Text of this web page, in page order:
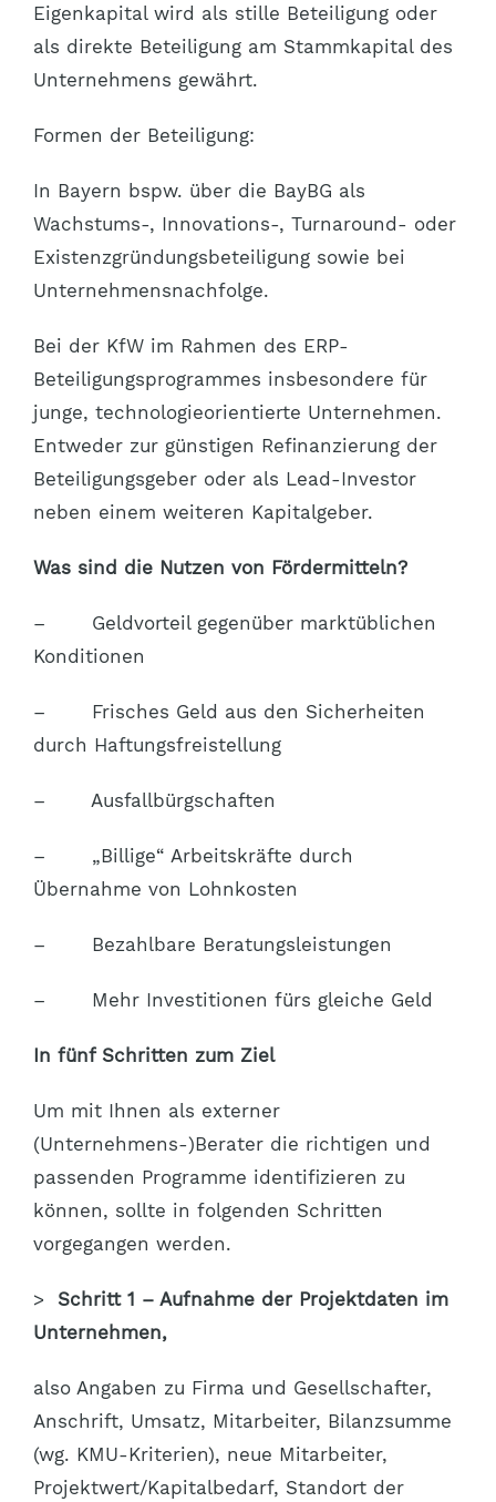
Eigenkapital wird als stille Beteiligung oder
als direkte Beteiligung am Stammkapital des
Unternehmens gewährt.
Formen der Beteiligung:
In Bayern bspw. über die BayBG als
Wachstums-, Innovations-, Turnaround- oder
Existenzgründungsbeteiligung sowie bei
Unternehmensnachfolge.
Bei der KfW im Rahmen des ERP-
Beteiligungsprogrammes insbesondere für
junge, technologieorientierte Unternehmen.
Entweder zur günstigen Refinanzierung der
Beteiligungsgeber oder als Lead-Investor
neben einem weiteren Kapitalgeber.
Was sind die Nutzen von Fördermitteln?
– Geldvorteil gegenüber marktüblichen
Konditionen
– Frisches Geld aus den Sicherheiten
durch Haftungsfreistellung
– Ausfallbürgschaften
– „Billige“ Arbeitskräfte durch
Übernahme von Lohnkosten
– Bezahlbare Beratungsleistungen
– Mehr Investitionen fürs gleiche Geld
In fünf Schritten zum Ziel
Um mit Ihnen als externer
(Unternehmens-)Berater die richtigen und
passenden Programme identifizieren zu
können, sollte in folgenden Schritten
vorgegangen werden.
> Schritt 1 – Aufnahme der Projektdaten im
Unternehmen,
also Angaben zu Firma und Gesellschafter,
Anschrift, Umsatz, Mitarbeiter, Bilanzsumme
(wg. KMU-Kriterien), neue Mitarbeiter,
Projektwert/Kapitalbedarf, Standort der